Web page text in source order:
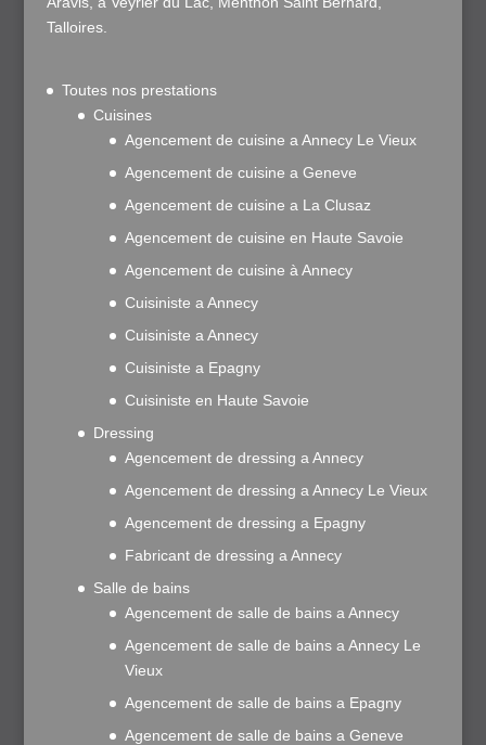
Talloires.
Toutes nos prestations
Cuisines
Agencement de cuisine a Annecy Le Vieux
Agencement de cuisine a Geneve
Agencement de cuisine a La Clusaz
Agencement de cuisine en Haute Savoie
Agencement de cuisine à Annecy
Cuisiniste a Annecy
Cuisiniste a Annecy
Cuisiniste a Epagny
Cuisiniste en Haute Savoie
Dressing
Agencement de dressing a Annecy
Agencement de dressing a Annecy Le Vieux
Agencement de dressing a Epagny
Fabricant de dressing a Annecy
Salle de bains
Agencement de salle de bains a Annecy
Agencement de salle de bains a Annecy Le
Vieux
Agencement de salle de bains a Epagny
Agencement de salle de bains a Geneve